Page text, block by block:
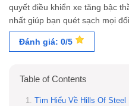
quyết điều khiển xe tăng bậc
nhất giúp bạn quét sạch mọi
Đánh giá: 0/5
Table of Contents
Tìm Hiểu Về Hills Of Steel